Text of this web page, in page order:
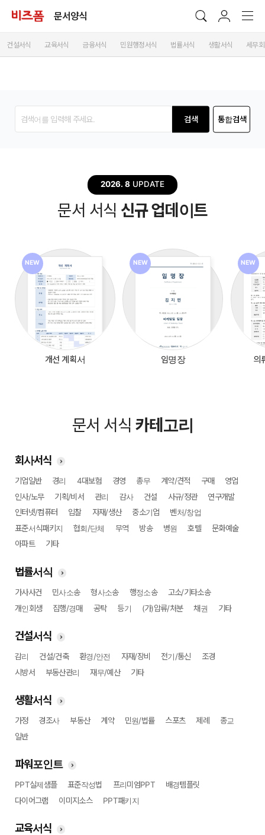
문서양식
건설서식 교육서식 금융서식 민원행정서식 법률서식 생활서식 세무
검색 통합검색
2026. 8 UPDATE
문서 서식 신규 업데이트
NEW
개선 계획서
NEW
임명장
NEW
의
문서 서식 카테고리
회사서식
기업일반 경리 4대보험 경영 총무 계약/견적 구매
영업
인사/노무
기획/비서 관리 감사 건설 사규/정관
연구개발
인터넷/컴퓨터
입찰 자재/생산 중소기업
벤처/창업
표준서식패키지
협회/단체 무역 방송 병원 호텔
문화예술
아파트
기타
법률서식
가사사건 민사소송 형사소송 행정소송
고소/기타소송
개인회생
집행/경매 공탁 등기 (가)압류/처분 채권 기타
건설서식
감리 건설/건축 환경/안전 자재/장비 전기/통신
조경
시방서
부동산관리 재무/예산 기타
생활서식
가정 경조사 부동산 계약 민원/법률 스포츠 제례
종교
일반
파워포인트
PPT실제샘플 표준작성법 프리미엄PPT
배경템플릿
다이어그램
이미지소스 PPT패키지
교육서식